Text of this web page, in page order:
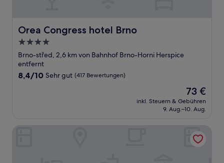
Orea Congress hotel Brno
Orea Congress hotel Brno
4.0-
Sterne-
Unterkunft
Brno-střed, 2,6 km von Bahnhof Brno-Horni Herspice
entfernt
8.4
Bewertungen)
8,4/10 Sehr gut (417 Bewertungen)
Der
Preis
beträgt
73 €
inkl. Steuern & Gebühren
9. Aug.–10. Aug.
Enjoy Downtown Boutique Apartments 13 by goodnite cz